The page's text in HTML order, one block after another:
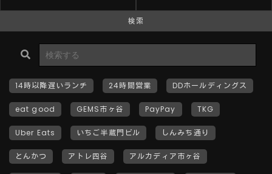
検索
14時以降遅いランチ 24時間営業 DDホールディングス
eat good GEMS市ヶ谷 PayPay TKG
Uber Eats いちご半蔵門ビル しんみち通り
とんかつ アトレ四谷 アルカディア市ヶ谷